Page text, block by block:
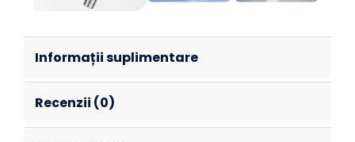
Informații suplimentare
Recenzii (0)